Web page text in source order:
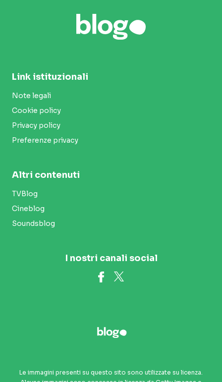
Link istituzionali
Note legali
Cookie policy
Privacy policy
Preferenze privacy
Altri contenuti
TVBlog
Cineblog
Soundsblog
I nostri canali social
Le immagini presenti su questo sito sono utilizzate su licenza.